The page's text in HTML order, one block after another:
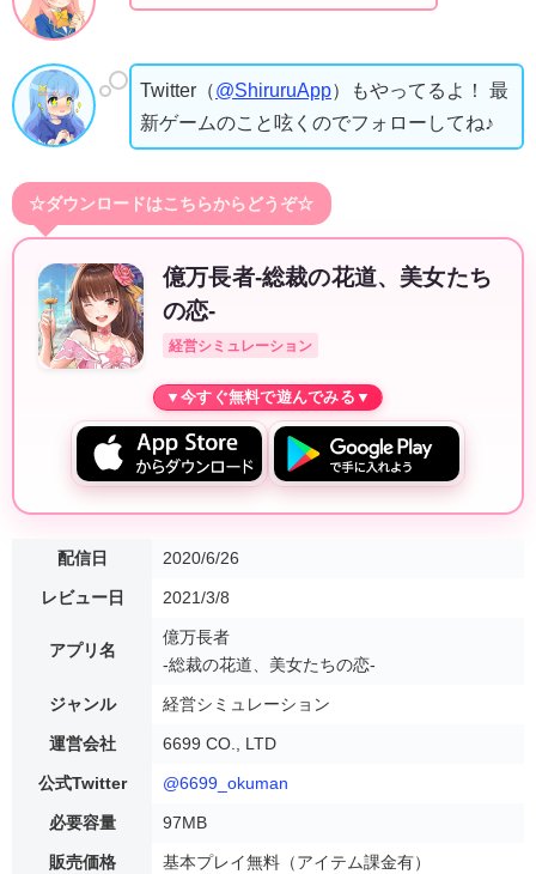
Twitter（@ShiruruApp）もやってるよ！ 最
新ゲームのこと呟くのでフォローしてね♪
☆ダウンロードはこちらからどうぞ☆
億万長者-総裁の花道、美女たち
の恋-
経営シミュレーション
配信日 2020/6/26
レビュー日 2021/3/8
アプリ名
億万長者
-総裁の花道、美女たちの恋-
ジャンル 経営シミュレーション
運営会社 6699 CO., LTD
公式Twitter @6699_okuman
必要容量 97MB
販売価格 基本プレイ無料（アイテム課金有）